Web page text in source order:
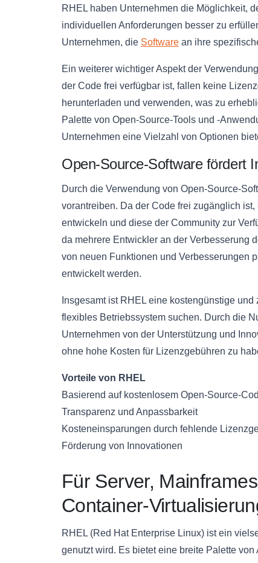
RHEL haben Unternehmen die Möglichkeit,
individuellen Anforderungen besser zu
Unternehmen, die Software an ihre
Ein weiterer wichtiger Aspekt der
der Code frei verfügbar ist, fallen keine
herunterladen und verwenden, was zu
Palette von Open-Source-Tools und -
Unternehmen eine Vielzahl von Optionen
Open-Source-Software fördert
Durch die Verwendung von Open-Source-
vorantreiben. Da der Code frei zugänglich
entwickeln und diese der Community zur
da mehrere Entwickler an der Verbesserung
von neuen Funktionen und Verbesserungen
entwickelt werden.
Insgesamt ist RHEL eine kostengünstige
flexibles Betriebssystem suchen. Durch die
Unternehmen von der Unterstützung und
ohne hohe Kosten für Lizenzgebühren zu
Vorteile von RHEL
Basierend auf kostenlosem Open-Source-
Transparenz und Anpassbarkeit
Kosteneinsparungen durch fehlende
Förderung von Innovationen
Für Server,
Container-
RHEL (Red Hat Enterprise Linux) ist ein
genutzt wird. Es bietet eine breite Palette